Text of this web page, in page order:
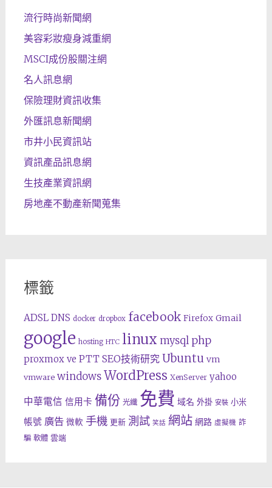
流行時尚新聞網
美容彩妝瘦身減重網
MSCI成份股關注網
名人訊息網
保險理財資訊收集
外匯訊息新聞網
市井小民資訊站
資訊產品訊息網
生技產業資訊網
房地產不動產新聞蒐集
標籤
ADSL DNS docker dropbox facebook Firefox Gmail
google hosting HTC linux mysql php
proxmox ve PTT SEO技術研究 Ubuntu vm
vmware windows WordPress XenServer yahoo
中華電信 信用卡 備份 光纖 免費 域名 外掛 安裝 小米
帳號 廣告 微軟 手機 更新 測試 笑話 網站 網路 虛擬機 詐
騙 軟體 雲端